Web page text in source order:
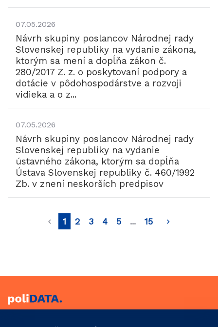
07.05.2026
Návrh skupiny poslancov Národnej rady
Slovenskej republiky na vydanie zákona,
ktorým sa mení a dopĺňa zákon č.
280/2017 Z. z. o poskytovaní podpory a
dotácie v pôdohospodárstve a rozvoji
vidieka a o z...
07.05.2026
Návrh skupiny poslancov Národnej rady
Slovenskej republiky na vydanie
ústavného zákona, ktorým sa dopĺňa
Ústava Slovenskej republiky č. 460/1992
Zb. v znení neskorších predpisov
1 2 3 4 5 ... 15